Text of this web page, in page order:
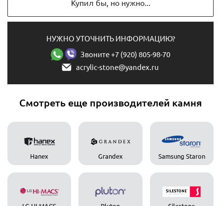
Купил бы, но нужно...
НУЖНО УТОЧНИТЬ ИНФОРМАЦИЮ?
Звоните +7 (920) 805-98-70
acrylic-stone@yandex.ru
Смотреть еще производителей камня
Hanex Grandex Samsung Staron